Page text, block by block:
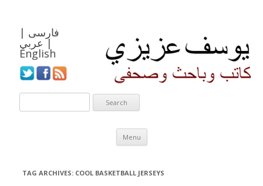
فارسی |
عربي |
English
Menu
Skip to content
TAG ARCHIVES: COOL BASKETBALL JERSEYS